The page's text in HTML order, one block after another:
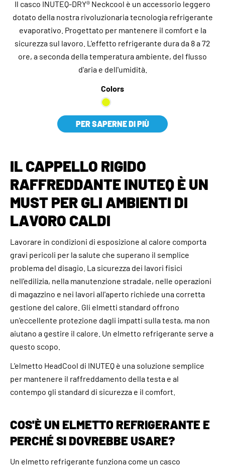
Il casco INUTEQ-DRY® Neckcool è un accessorio leggero
dotato della nostra rivoluzionaria tecnologia refrigerante
evaporativo. Progettato per mantenere il comfort e la
sicurezza sul lavoro. L'effetto refrigerante dura da 8 a 72
ore, a seconda della temperatura ambiente, del flusso
d'aria e dell'umidità.
Colors
PER SAPERNE DI PIÙ
IL CAPPELLO RIGIDO
RAFFREDDANTE INUTEQ È UN
MUST PER GLI AMBIENTI DI
LAVORO CALDI
Lavorare in condizioni di esposizione al calore comporta
gravi pericoli per la salute che superano il semplice
problema del disagio. La sicurezza dei lavori fisici
nell'edilizia, nella manutenzione stradale, nelle operazioni
di magazzino e nei lavori all'aperto richiede una corretta
gestione del calore. Gli elmetti standard offrono
un'eccellente protezione dagli impatti sulla testa, ma non
aiutano a gestire il calore. Un elmetto refrigerante serve a
questo scopo.
L'elmetto HeadCool di INUTEQ è una soluzione semplice
per mantenere il raffreddamento della testa e al
contempo gli standard di sicurezza e il comfort.
COS'È UN ELMETTO REFRIGERANTE E
PERCHÉ SI DOVREBBE USARE?
Un elmetto refrigerante funziona come un casco